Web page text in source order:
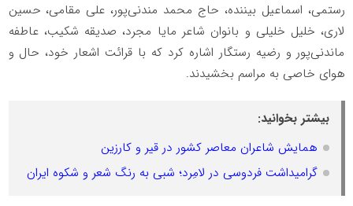
رستمی، اسماعیل بیننده، حاج محمد مندنی‌پور، علی مقامی، حسین
لاری، خلیل خلیلی و بانوان شاعر مایا مجرد، صدیقه شکیب، عاطفه
ماندنی‌پور و رضیه رستگار اشاره کرد که با قرائت اشعار خود، حال و
هوای خاصی به مراسم بخشیدند.
بیشتر بخوانید:
همایش شاعران معاصر کشور در قیر و کارزین
گرامیداشت فردوسی در لامِرد؛ شبی به رنگ شعر و شکوه ایران